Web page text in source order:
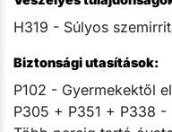
H319 - Súlyos
Biztonsági utasítások:
P102 - Gyermekektől
P305 + P351 + P338 -